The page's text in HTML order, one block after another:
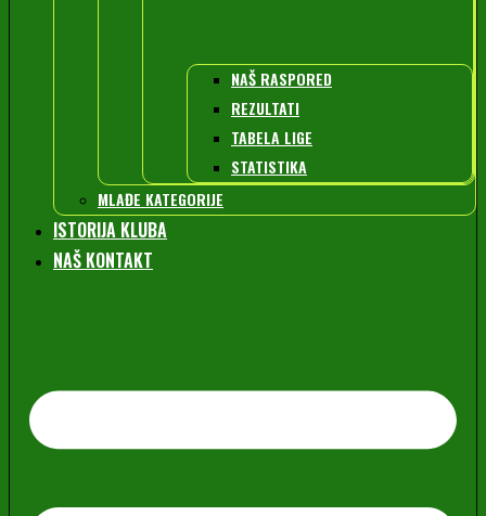
NAŠ RASPORED
REZULTATI
TABELA LIGE
STATISTIKA
MLAĐE KATEGORIJE
ISTORIJA KLUBA
NAŠ KONTAKT